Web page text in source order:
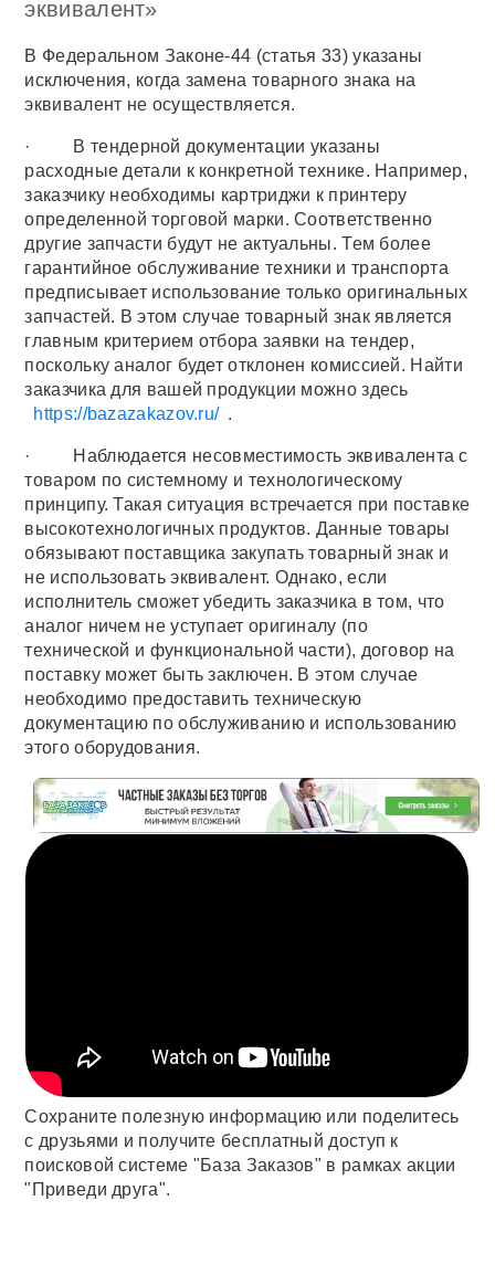
эквивалент»
В Федеральном Законе-44 (статья 33) указаны
исключения, когда замена товарного знака на
эквивалент не осуществляется.
· В тендерной документации указаны
расходные детали к конкретной технике. Например,
заказчику необходимы картриджи к принтеру
определенной торговой марки. Соответственно
другие запчасти будут не актуальны. Тем более
гарантийное обслуживание техники и транспорта
предписывает использование только оригинальных
запчастей. В этом случае товарный знак является
главным критерием отбора заявки на тендер,
поскольку аналог будет отклонен комиссией. Найти
заказчика для вашей продукции можно здесь
https://bazazakazov.ru/ .
· Наблюдается несовместимость эквивалента с
товаром по системному и технологическому
принципу. Такая ситуация встречается при поставке
высокотехнологичных продуктов. Данные товары
обязывают поставщика закупать товарный знак и
не использовать эквивалент. Однако, если
исполнитель сможет убедить заказчика в том, что
аналог ничем не уступает оригиналу (по
технической и функциональной части), договор на
поставку может быть заключен. В этом случае
необходимо предоставить техническую
документацию по обслуживанию и использованию
этого оборудования.
Сохраните полезную информацию или поделитесь
с друзьями и получите бесплатный доступ к
поисковой системе "База Заказов" в рамках акции
"Приведи друга".